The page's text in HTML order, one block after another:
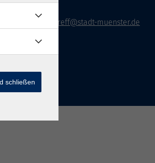
Uhr)
vhs-infotreff@stadt-muenster.de
schließen